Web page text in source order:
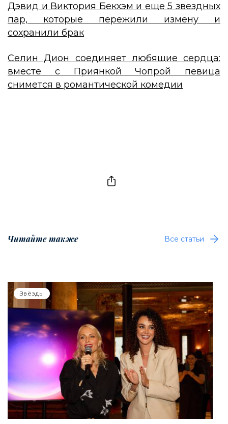
Дэвид и Виктория Бекхэм и еще 5 звездных
пар, которые пережили измену и
сохранили брак
Селин Дион соединяет любящие сердца:
вместе с Приянкой Чопрой певица
снимется в романтической комедии
Читайте также Все статьи